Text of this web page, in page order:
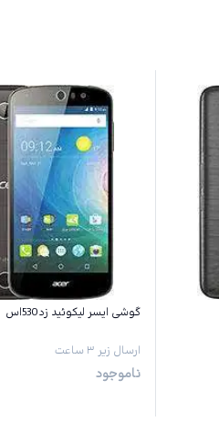
گوشی ایسر لیکوئید زد530اس
ارسال زیر ۳ ساعت
ناموجود